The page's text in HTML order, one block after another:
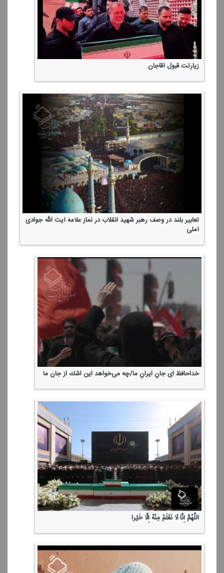
زیارتت قبول آقاجان
تعابیر بلند در وصف رهبر شهید انقلاب در نماز علامه آیت الله جوادی
آملی
خداحافظ ای جانِ ایرانِ ما/چه می‌خواهد این اشك از جان ما
اللَّهُمَّ إِنَّا لَا نَعْلَمُ مِنْهُ إِلَّا خَیْرا